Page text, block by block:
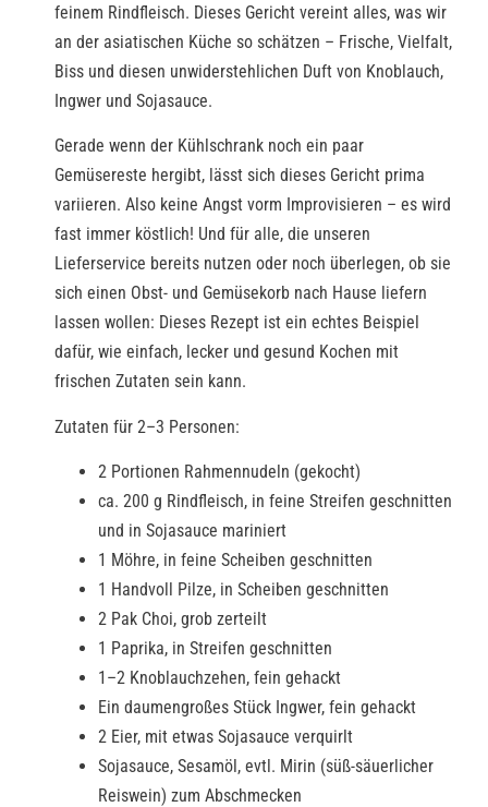
feinem Rindfleisch. Dieses Gericht vereint alles, was wir
an der asiatischen Küche so schätzen – Frische, Vielfalt,
Biss und diesen unwiderstehlichen Duft von Knoblauch,
Ingwer und Sojasauce.
Gerade wenn der Kühlschrank noch ein paar
Gemüsereste hergibt, lässt sich dieses Gericht prima
variieren. Also keine Angst vorm Improvisieren – es wird
fast immer köstlich! Und für alle, die unseren
Lieferservice bereits nutzen oder noch überlegen, ob sie
sich einen Obst- und Gemüsekorb nach Hause liefern
lassen wollen: Dieses Rezept ist ein echtes Beispiel
dafür, wie einfach, lecker und gesund Kochen mit
frischen Zutaten sein kann.
Zutaten für 2–3 Personen:
2 Portionen Rahmennudeln (gekocht)
ca. 200 g Rindfleisch, in feine Streifen geschnitten
und in Sojasauce mariniert
1 Möhre, in feine Scheiben geschnitten
1 Handvoll Pilze, in Scheiben geschnitten
2 Pak Choi, grob zerteilt
1 Paprika, in Streifen geschnitten
1–2 Knoblauchzehen, fein gehackt
Ein daumengroßes Stück Ingwer, fein gehackt
2 Eier, mit etwas Sojasauce verquirlt
Sojasauce, Sesamöl, evtl. Mirin (süß-säuerlicher
Reiswein) zum Abschmecken